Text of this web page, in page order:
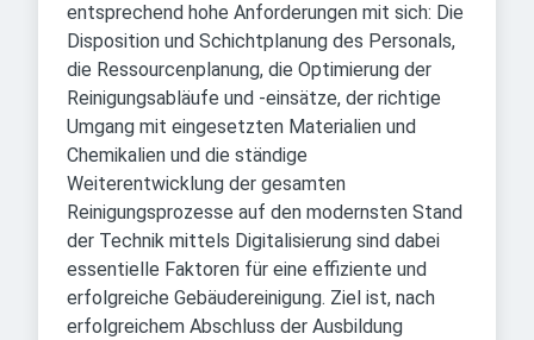
entsprechend hohe Anforderungen mit sich: Die
Disposition und Schichtplanung des Personals,
die Ressourcenplanung, die Optimierung der
Reinigungsabläufe und -einsätze, der richtige
Umgang mit eingesetzten Materialien und
Chemikalien und die ständige
Weiterentwicklung der gesamten
Reinigungsprozesse auf den modernsten Stand
der Technik mittels Digitalisierung sind dabei
essentielle Faktoren für eine effiziente und
erfolgreiche Gebäudereinigung. Ziel ist, nach
erfolgreichem Abschluss der Ausbildung